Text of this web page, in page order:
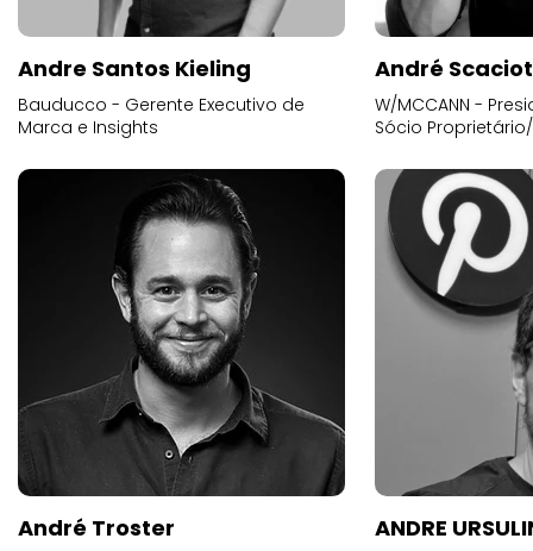
Andre Santos Kieling
Bauducco - Gerente Executivo de
Marca e Insights
André
W/MCCANN -
Sócio
André Troster ANDRE